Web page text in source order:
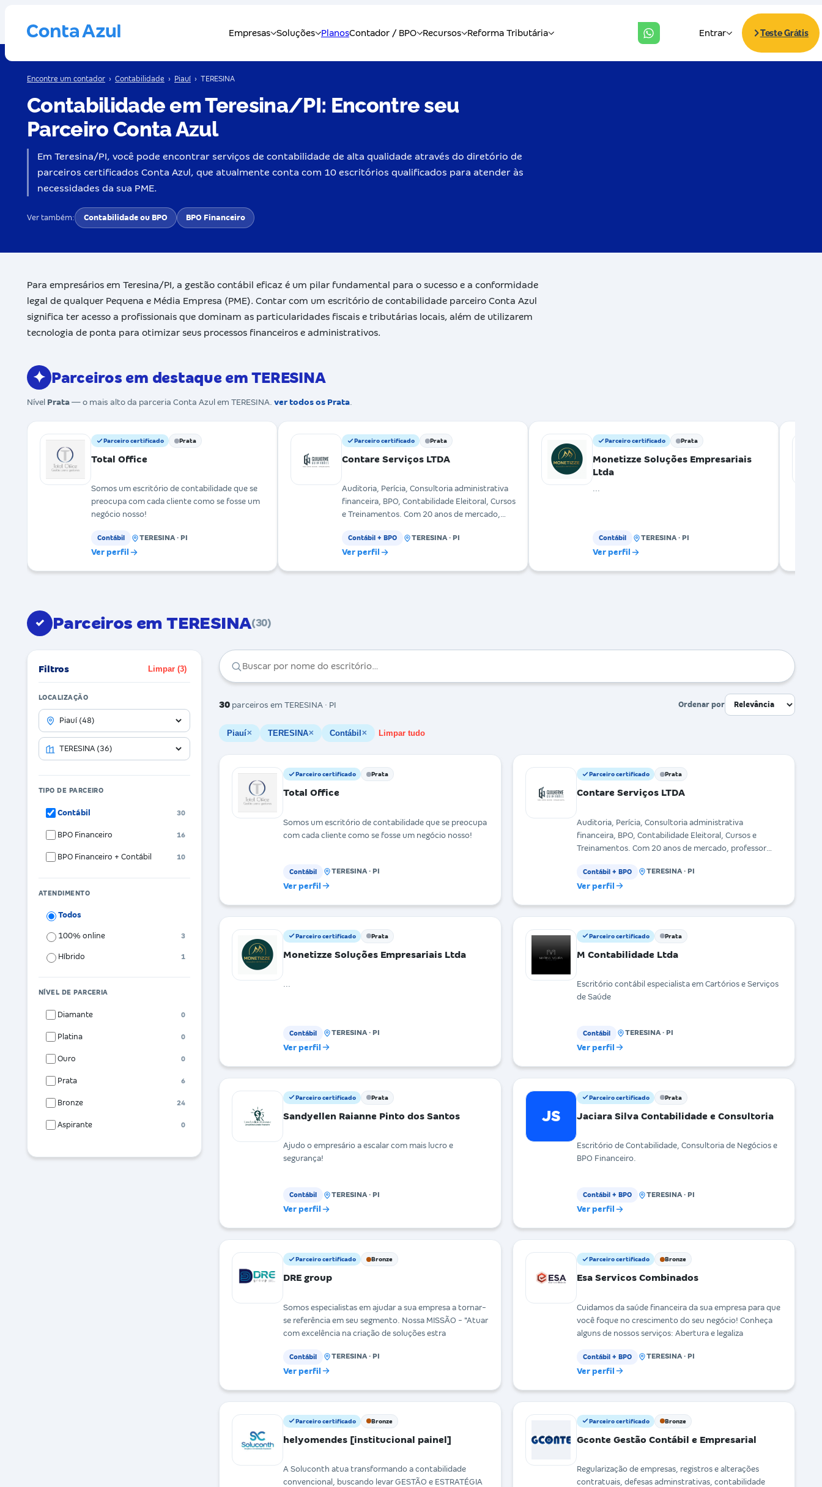
Encontre um contador › Contabilidade › Piauí › TERESINA
Contabilidade em Teresina/PI: Encontre seu
Parceiro Conta Azul
Em Teresina/PI, você pode encontrar serviços de contabilidade de alta qualidade através do diretório de
parceiros certificados Conta Azul, que atualmente conta com 10 escritórios qualificados para atender às
necessidades da sua PME.
Ver também: Contabilidade ou BPO BPO Financeiro
Para empresários em Teresina/PI, a gestão contábil eficaz é um pilar fundamental para o sucesso e a conformidade
legal de qualquer Pequena e Média Empresa (PME). Contar com um escritório de contabilidade parceiro Conta Azul
significa ter acesso a profissionais que dominam as particularidades fiscais e tributárias locais, além de utilizarem
tecnologia de ponta para otimizar seus processos financeiros e administrativos.
✦ Parceiros em destaque em TERESINA
Nível Prata — o mais alto da parceria Conta Azul em TERESINA. ver todos os Prata.
Parceiro certificado Prata
Total Office
Somos um escritório de contabilidade que se
preocupa com cada cliente como se fosse um
negócio nosso!
Contábil TERESINA · PI
Ver perfil
Parceiro certificado Prata
Contare Serviços LTDA
Auditoria, Perícia, Consultoria administrativa
financeira, BPO, Contabilidade Eleitoral, Cursos
e Treinamentos. Com 20 anos de mercado,
Contábil + BPO TERESINA · PI
Ver perfil
Parceiro certificado Prata
Monetizze Soluções Empresariais
Ltda
...
Contábil TERESINA · PI
Ver perfil
✓ Parceiros em TERESINA(30)
Filtros Limpar (3)
LOCALIZAÇÃO
TIPO DE PARCEIRO
Contábil 30
BPO Financeiro 16
BPO Financeiro + Contábil 10
ATENDIMENTO
Todos
100% online 3
Híbrido 1
NÍVEL DE PARCERIA
Diamante 0
Platina 0
Ouro 0
Prata 6
Bronze 24
Aspirante 0
30 parceiros em TERESINA · PI Ordenar por
Piauí✕ TERESINA✕ Contábil ✕ Limpar tudo
Parceiro certificado Prata
Total Office
Somos um escritório de contabilidade que se preocupa
com cada cliente como se fosse um negócio nosso!
Contábil TERESINA · PI
Ver perfil
Parceiro certificado Prata
Contare Serviços LTDA
Auditoria, Perícia, Consultoria administrativa
financeira, BPO, Contabilidade Eleitoral, Cursos e
Treinamentos. Com 20 anos de mercado, professor
Contábil + BPO TERESINA · PI
Ver perfil
Parceiro certificado Prata
Monetizze Soluções Empresariais Ltda
Contábil TERESINA · PI
Ver perfil
Parceiro certificado Prata
M Contabilidade Ltda
Escritório contábil especialista em Cartórios e Serviços
de Saúde
Contábil TERESINA · PI
Ver perfil
Parceiro certificado Prata
Sandyellen Raianne Pinto dos Santos
Ajudo o empresário a escalar com mais lucro e
segurança!
Contábil TERESINA · PI
Ver perfil
JS
Parceiro certificado Prata
Jaciara Silva Contabilidade e Consultoria
Escritório de Contabilidade, Consultoria de Negócios e
BPO Financeiro.
Contábil + BPO TERESINA · PI
Ver perfil
Parceiro certificado Bronze
DRE group
Somos especialistas em ajudar a sua empresa a tornar-
se referência em seu segmento. Nossa MISSÃO - "Atuar
com excelência na criação de soluções estra
Contábil TERESINA · PI
Ver perfil
Parceiro certificado Bronze
Esa Servicos Combinados
Cuidamos da saúde financeira da sua empresa para que
você foque no crescimento do seu negócio! Conheça
alguns de nossos serviços: Abertura e legaliza
Contábil + BPO TERESINA · PI
Ver perfil
Parceiro certificado Bronze
helyomendes [institucional painel]
A Soluconth atua transformando a contabilidade
convencional, buscando levar GESTÃO e ESTRATÉGIA
Parceiro certificado Bronze
Gconte Gestão Contábil e Empresarial
Regularização de empresas, registros e alterações
contratuais, defesas adminstrativas, contabilidade